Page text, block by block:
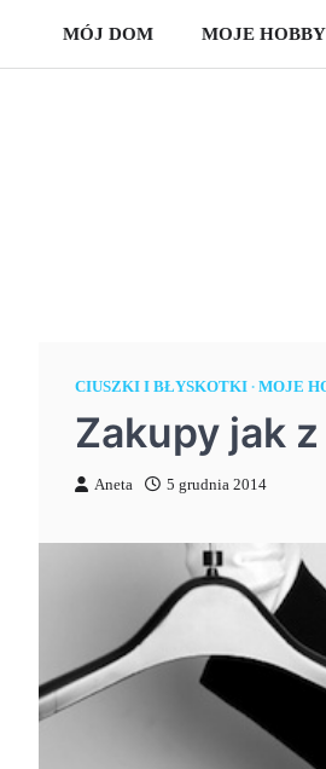
content
MÓJ DOM MOJE HOBBY
CIUSZKI I BŁYSKOTKI MOJE
Zakupy jak
Aneta 5 grudnia 2014